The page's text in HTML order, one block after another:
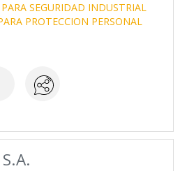
SEGURIDAD INDUSTRIAL
PROTECCION PERSONAL